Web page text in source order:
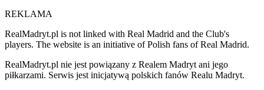
REKLAMA
RealMadryt.pl is not linked with Real Madrid and the Club's
players. The website is an initiative of Polish fans of Real Madrid.
RealMadryt.pl nie jest powiązany z Realem Madryt ani jego
piłkarzami. Serwis jest inicjatywą polskich fanów Realu Madryt.